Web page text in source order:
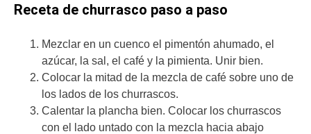
Receta de churrasco paso a paso
Mezclar en un cuenco el pimentón ahumado, el
azúcar, la sal, el café y la pimienta. Unir bien.
Colocar la mitad de la mezcla de café sobre uno de
los lados de los churrascos.
Calentar la plancha bien. Colocar los churrascos
con el lado untado con la mezcla hacia abajo